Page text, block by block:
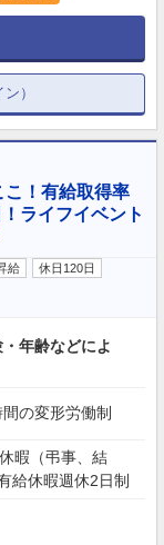
）
！有給取得率
ライフイベント
給
休日120日
年齢などによ
の変形労働制
暇（弔事、結
給休暇週休2日制